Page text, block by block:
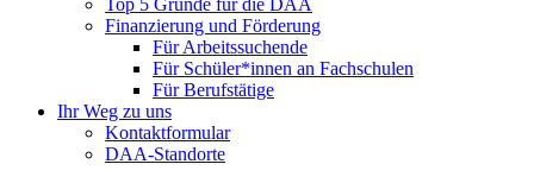
Top 5 Gründe für die DAA
Finanzierung und Förderung
Für Arbeitssuchende
Für Schüler*innen an Fachschulen
Für Berufstätige
Ihr Weg zu uns
Kontaktformular
DAA-Standorte